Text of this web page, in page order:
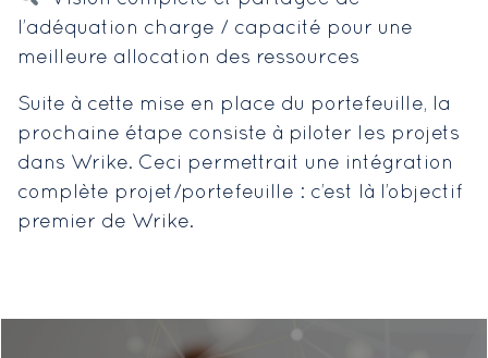
l’adéquation charge / capacité pour une
meilleure allocation des ressources
Suite à cette mise en place du portefeuille, la
prochaine étape consiste à piloter les projets
dans Wrike. Ceci permettrait une intégration
complète projet/portefeuille : c’est là l’objectif
premier de Wrike.